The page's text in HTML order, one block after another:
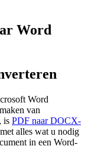
Word
Word
van
is PDF naar DOCX-
alles wat u nodig
in een Word-